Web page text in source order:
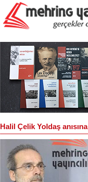
Halil Çelik Yoldaş anısına